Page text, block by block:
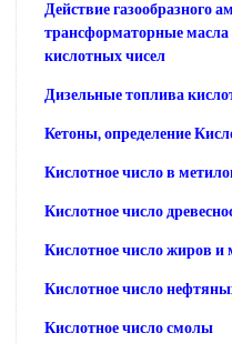
Действие газообразного
трансформаторные
кислотных чисел
Дизельные топлива
Кетоны, определение
Кислотное число в
Кислотное число
Кислотное число жиров и
Кислотное число
Кислотное число смолы